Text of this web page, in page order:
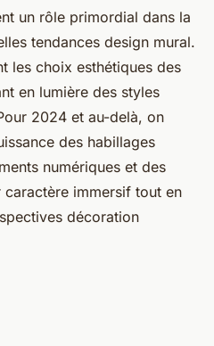
un rôle primordial dans la
tendances design mural.
les choix esthétiques des
en lumière des styles
2024 et au-delà, on
des habillages
numériques et des
immersif tout en
décoration